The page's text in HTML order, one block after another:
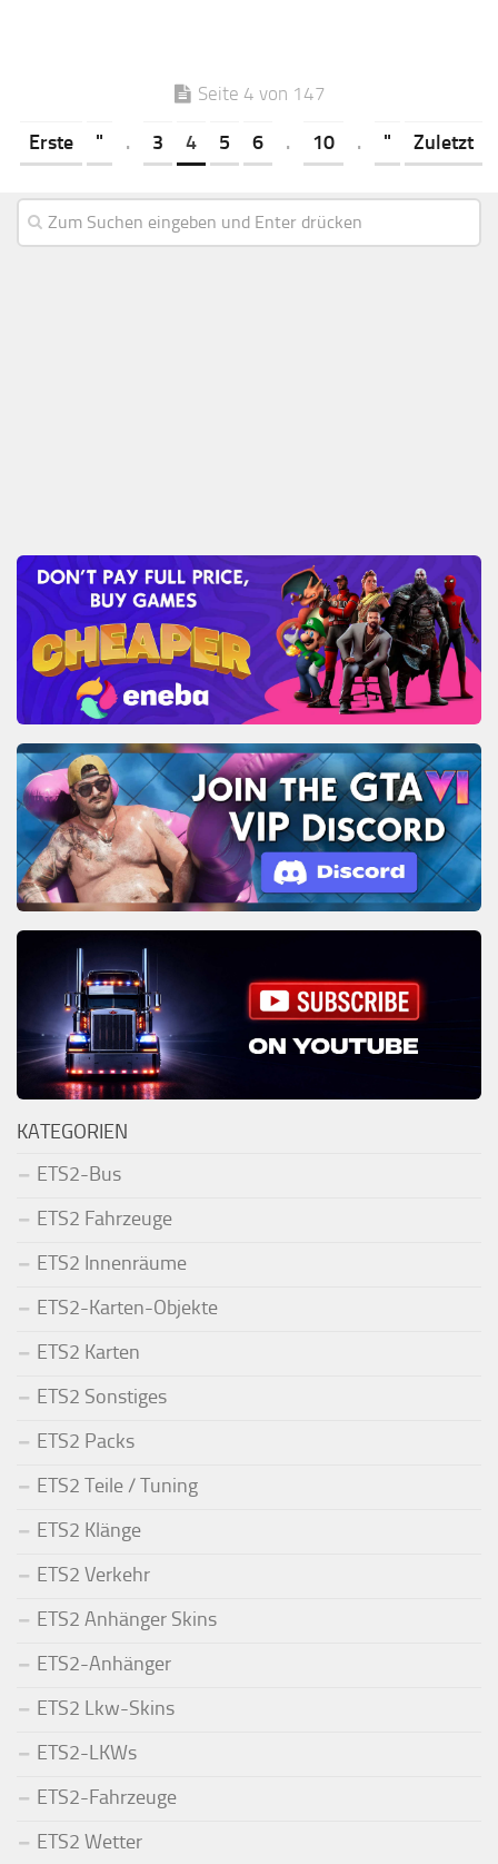
Seite 4 von 147
Erste " . 3 4 5 6 . 10 . " Zuletzt
KATEGORIEN
ETS2-Bus
ETS2 Fahrzeuge
ETS2 Innenräume
ETS2-Karten-Objekte
ETS2 Karten
ETS2 Sonstiges
ETS2 Packs
ETS2 Teile / Tuning
ETS2 Klänge
ETS2 Verkehr
ETS2 Anhänger Skins
ETS2-Anhänger
ETS2 Lkw-Skins
ETS2-LKWs
ETS2-Fahrzeuge
ETS2 Wetter